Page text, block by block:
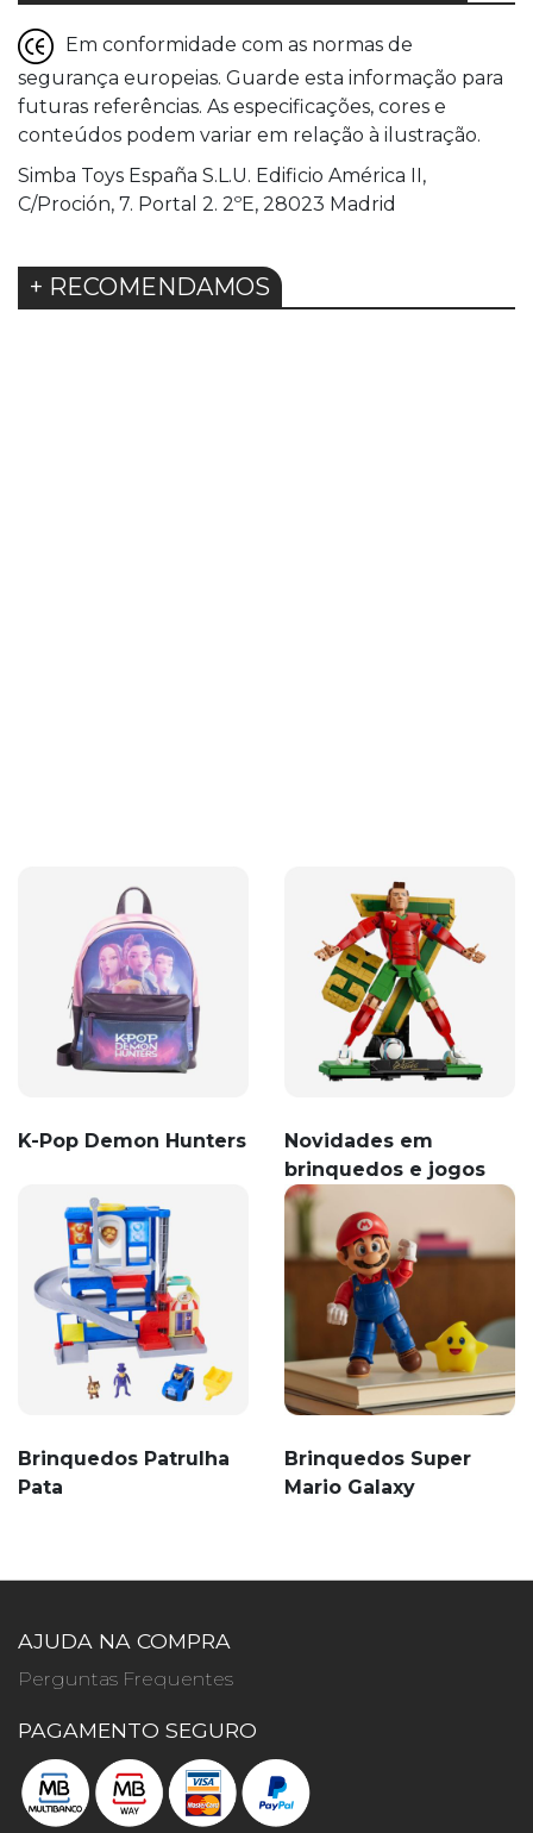
Em conformidade com as normas de
segurança europeias. Guarde esta informação para
futuras referências. As especificações, cores e
conteúdos podem variar em relação à ilustração.
Simba Toys España S.L.U. Edificio América II,
C/Proción, 7. Portal 2. 2ºE, 28023 Madrid
+ RECOMENDAMOS
K-Pop Demon Hunters
Novidades em
brinquedos e jogos
Brinquedos Patrulha
Pata
Brinquedos Super
Mario Galaxy
AJUDA NA COMPRA
Perguntas Frequentes
PAGAMENTO SEGURO